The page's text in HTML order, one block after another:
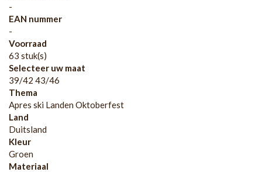
-
EAN nummer
-
Voorraad
63 stuk(s)
Selecteer uw maat
39/42 43/46
Thema
Apres ski Landen Oktoberfest
Land
Duitsland
Kleur
Groen
Materiaal